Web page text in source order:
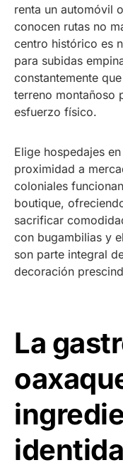
renta un automóvil
conocen rutas no
centro histórico es
para subidas
constantemente
terreno montañoso
esfuerzo físico.
Elige hospedajes
proximidad a
coloniales
boutique,
sacrificar
con bugambilias y
son parte integral
decoración
La